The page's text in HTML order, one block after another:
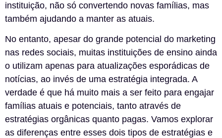
instituição, não só convertendo novas famílias, mas
também ajudando a manter as atuais.
No entanto, apesar do grande potencial do marketing
nas redes sociais, muitas instituições de ensino ainda
o utilizam apenas para atualizações esporádicas de
notícias, ao invés de uma estratégia integrada. A
verdade é que há muito mais a ser feito para engajar
famílias atuais e potenciais, tanto através de
estratégias orgânicas quanto pagas. Vamos explorar
as diferenças entre esses dois tipos de estratégias e